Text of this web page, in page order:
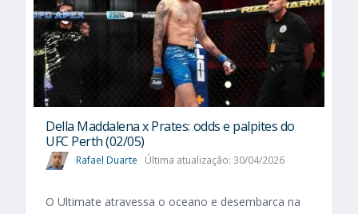
Della Maddalena x Prates: odds e palpites do
UFC Perth (02/05)
Rafael Duarte Última atualização: 30/04/2026
O Ultimate atravessa o oceano e desembarca na